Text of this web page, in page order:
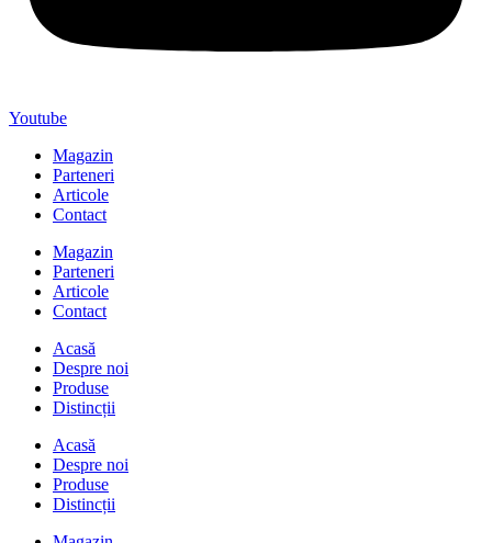
Youtube
Magazin
Parteneri
Articole
Contact
Magazin
Parteneri
Articole
Contact
Acasă
Despre noi
Produse
Distincții
Acasă
Despre noi
Produse
Distincții